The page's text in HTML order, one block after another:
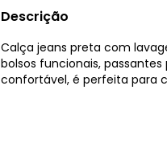
Descrição
Calça jeans preta com
bolsos funcionais,
confortável, é perfeita para